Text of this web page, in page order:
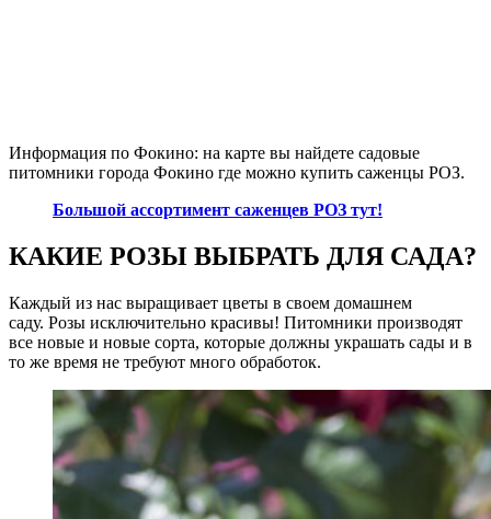
Информация по Фокино: на карте вы найдете садовые
питомники города Фокино где можно купить саженцы РОЗ.
Большой ассортимент саженцев РОЗ тут!
КАКИЕ РОЗЫ ВЫБРАТЬ ДЛЯ САДА?
Каждый из нас выращивает цветы в своем домашнем
саду. Розы исключительно красивы! Питомники производят
все новые и новые сорта, которые должны украшать сады и в
то же время не требуют много обработок.